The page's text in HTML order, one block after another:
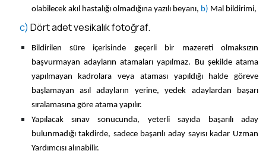
olabilecek akıl hastalığı olmadığına yazılı beyanı, b) Mal bildirimi,
c) Dört adet vesikalık fotoğraf.
Bildirilen süre içerisinde geçerli bir mazereti olmaksızın
başvurmayan adayların atamaları yapılmaz. Bu şekilde atama
yapılmayan kadrolara veya ataması yapıldığı halde göreve
başlamayan asıl adayların yerine, yedek adaylardan başarı
sıralamasına göre atama yapılır.
Yapılacak sınav sonucunda, yeterli sayıda başarılı aday
bulunmadığı takdirde, sadece başarılı aday sayısı kadar Uzman
Yardımcısı alınabilir.